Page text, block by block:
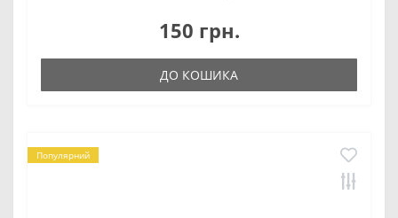
150 грн.
ДО КОШИКА
Популярний